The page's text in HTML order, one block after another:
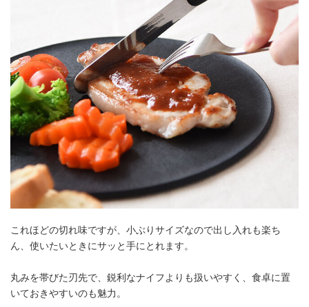
これほどの切れ味ですが、小ぶりサイズなので出し入れも楽ち
ん、使いたいときにサッと手にとれます。
丸みを帯びた刃先で、鋭利なナイフよりも扱いやすく、食卓に置
いておきやすいのも魅力。